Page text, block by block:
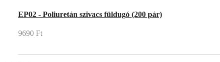
EP02 - Poliuretán szivacs füldugó (200 pár)
9690 Ft